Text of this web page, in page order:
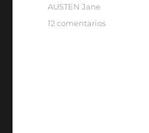
Etiquetas
AUSTEN Jane
12 comentariosen